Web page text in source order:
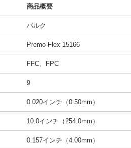
商品概要
バルク
Premo-Flex 15166
FFC、FPC
9
0.020インチ（0.50mm）
10.0インチ（254.0mm）
0.157インチ（4.00mm）